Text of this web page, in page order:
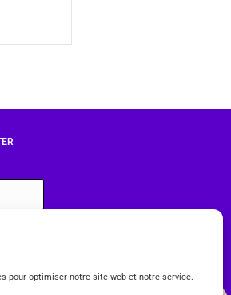
pour optimiser notre site web et notre service.